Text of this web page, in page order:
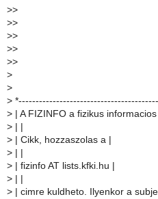
>>
>>
>>
>>
>>
>
>
>
> | A FIZINFO a fizikus
>
> | Cikk, hozzaszolas a |
>
> | fizinfo AT lists.kfki.hu |
>
> | cimre kuldheto. Ilyenkor a